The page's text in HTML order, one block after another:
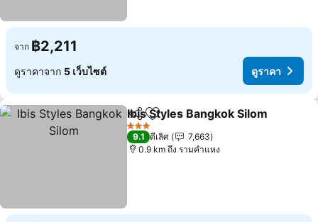
จาก ฿2,211
ดูราคาจาก 5 เว็บไซต์ ดูราคา
แชร์ เพิ่มในรายการโปรด
Ibis Styles Bangkok Silom
3 ดาว
9.1 ดีเลิศ
7,663
0.9 km ถึง รามคำแหง